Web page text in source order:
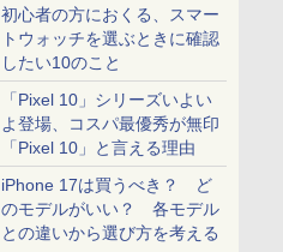
初心者の方におくる、スマー
トウォッチを選ぶときに確認
したい10のこと
「Pixel 10」シリーズいよい
よ登場、コスパ最優秀が無印
「Pixel 10」と言える理由
iPhone 17は買うべき？ ど
のモデルがいい？ 各モデル
との違いから選び方を考える